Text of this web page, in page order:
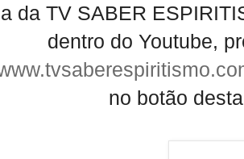
da TV SABER
dentro do Youtube,
no botão